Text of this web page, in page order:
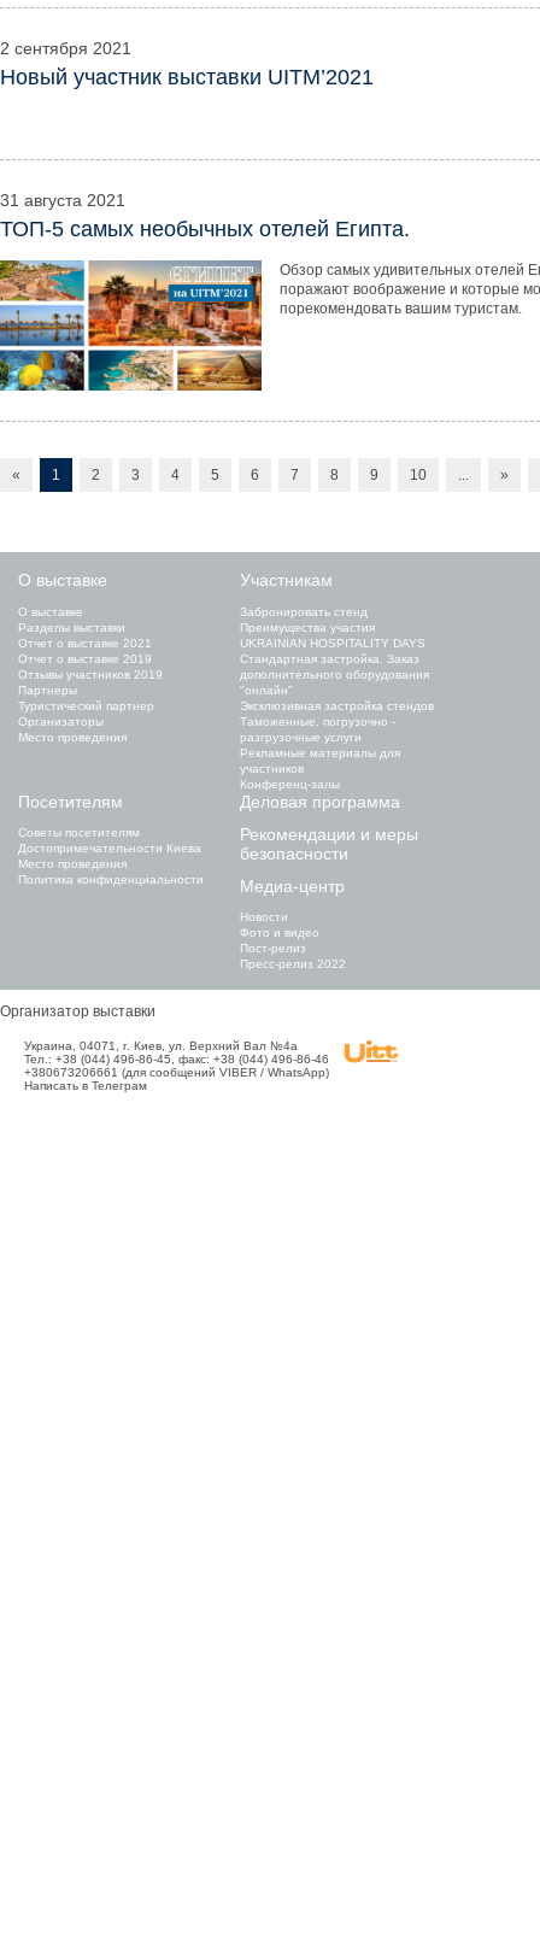
2 сентября 2021
Новый участник выставки UITM’2021
31 августа 2021
ТОП-5 самых необычных отелей Египта.
Обзор самых удивительных отелей
поражают воображение и которые
порекомендовать вашим туристам.
« 1 2 3 4 5 6 7 8 9 10 ... »
О выставке
О выставке
Разделы выставки
Отчет о выставке 2021
Отчет о выставке 2019
Отзывы участников 2019
Партнеры
Туристический партнер
Организаторы
Место проведения
Участникам
Забронировать стенд
Преимущества участия
UKRAINIAN HOSPITALITY DAYS
Стандартная застройка. Заказ
дополнительного оборудования
"онлайн"
Эксклюзивная застройка стендов
Таможенные, погрузочно -
разгрузочные услуги
Рекламные материалы для
участников
Конференц-залы
Посетителям
Советы посетителям
Достопримечательности Киева
Место проведения
Политика конфиденциальности
Деловая программа
Рекомендации и меры
безопасности
Медиа-центр
Новости
Фото и видео
Пост-релиз
Пресс-релиз 2022
Организатор выставки
Украина, 04071, г. Киев, ул. Верхний Вал №4а
Тел.: +38 (044) 496-86-45, факс: +38 (044) 496-86-46
+380673206661 (для сообщений VIBER / WhatsApp)
Написать в Телеграм